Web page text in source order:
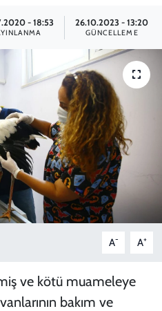
- 18:53 26.10.2023 - 13:20
GÜNCELLEME
A- A+
ve kötü muameleye
bakım ve